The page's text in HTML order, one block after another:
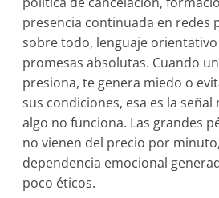
presencia continuada en redes
sobre todo, lenguaje
promesas absolutas. Cuando
presiona, te genera miedo o
sus condiciones, esa es la
algo no funciona. Las grandes
no vienen del precio por
dependencia emocional
poco éticos.